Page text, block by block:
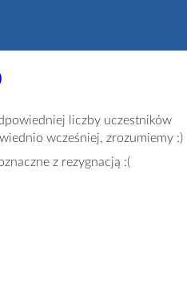
liczby uczestników
wcześniej, zrozumiemy :)
z rezygnacją :(